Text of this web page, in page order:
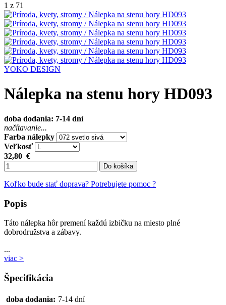
1 z 71
YOKO DESIGN
Nálepka na stenu hory HD093
doba dodania: 7-14 dní
načítavanie...
Farba nálepky
Veľkosť
32,80 €
Do košíka
Koľko bude stať doprava? Potrebujete pomoc ?
Popis
Táto nálepka hôr premení každú izbičku na miesto plné
dobrodružstva a zábavy.
...
viac >
Špecifikácia
doba dodania: 7-14 dní